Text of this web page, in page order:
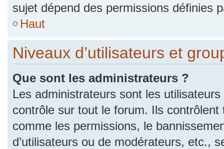
sujet dépend des permissions définies
Haut
Niveaux d’utilisateurs et
Que sont les administrateurs ?
Les administrateurs sont les
contrôle sur tout le forum. Ils
comme les permissions, le
d’utilisateurs ou de modérateurs, etc.,